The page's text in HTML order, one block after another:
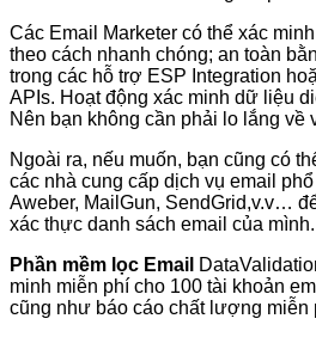
Các Email Marketer có thể xác
theo cách nhanh chóng; an toàn
trong các hỗ trợ ESP Integration
APIs. Hoạt động xác minh dữ liệu
Nên bạn không cần phải lo lắng về
Ngoài ra, nếu muốn, bạn cũng có
các nhà cung cấp dịch vụ email
Aweber, MailGun, SendGrid,v.v…
xác thực danh sách email của mình.
Phần mềm lọc Email
minh miễn phí cho 100 tài khoản
cũng như báo cáo chất lượng miễn